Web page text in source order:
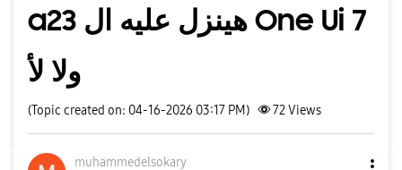
a23 هينزل عليه ال One Ui 7
ولا لأ
(Topic created on: 04-16-2026 03:17 PM) 72Views
muhammedelsokary